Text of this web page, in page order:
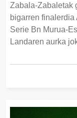
Zabala-Zabaletak
bigarren finalerdia
Serie Bn Murua-
Landaren aurka